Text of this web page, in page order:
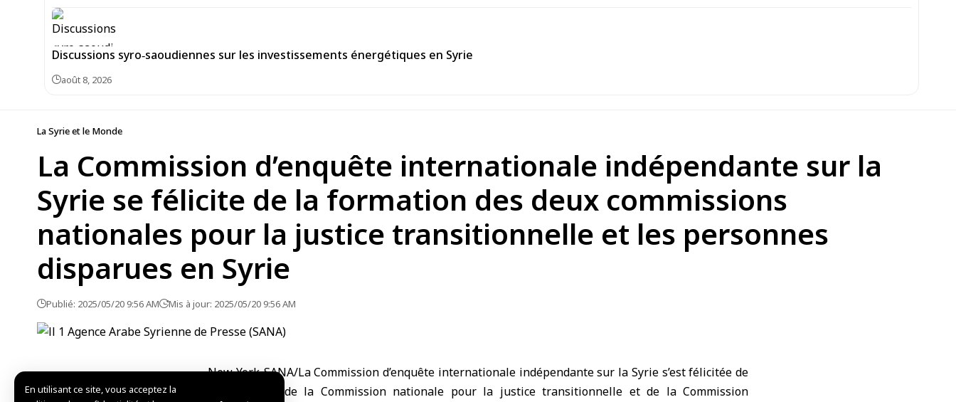
En utilisant ce site, vous acceptez la
Discussions syro‑saoudiennes sur les investissements énergétiques en Syrie
août 8, 2026
La Syrie et le Monde
La Commission d’enquête internationale indépendante sur la
Syrie se félicite de la formation des deux commissions
nationales pour la justice transitionnelle et les personnes
disparues en Syrie
Publié: 2025/05/20 9:56 AM Mis à jour: 2025/05/20 9:56 AM
New York-SANA/La Commission d’enquête internationale indépendante sur la Syrie s’est félicitée de
la formation de la Commission nationale pour la justice transitionnelle et de la Commission